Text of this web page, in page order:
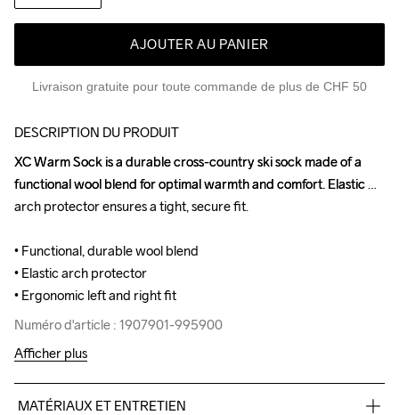
AJOUTER AU PANIER
Livraison gratuite pour toute commande de plus de CHF 50
DESCRIPTION DU PRODUIT
XC Warm Sock is a durable cross-country ski sock made of a
functional wool blend for optimal warmth and comfort. Elastic
arch protector ensures a tight, secure fit.
• Functional, durable wool blend
• Elastic arch protector
• Ergonomic left and right fit
Numéro d'article : 1907901-995900
XC Warm Sock is a durable cross-country ski sock made of a
functional wool blend for optimal warmth and comfort. Elastic
arch protector ensures a tight, secure fit.
• Functional, durable wool blend
• Elastic arch protector
• Ergonomic left and right fit
Numéro d'article : 1907901-995900
Afficher plus
MATÉRIAUX ET ENTRETIEN